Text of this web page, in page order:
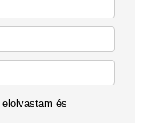
elolvastam és